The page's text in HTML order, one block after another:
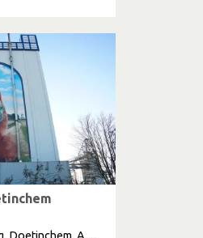
Zeddam, 's Heerenberg, Doetinchem, Azewijn, Gaanderen, Braamt, Kilder